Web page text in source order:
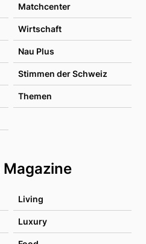
Matchcenter
Wirtschaft
Nau Plus
Stimmen der Schweiz
Themen
Magazine
Living
Luxury